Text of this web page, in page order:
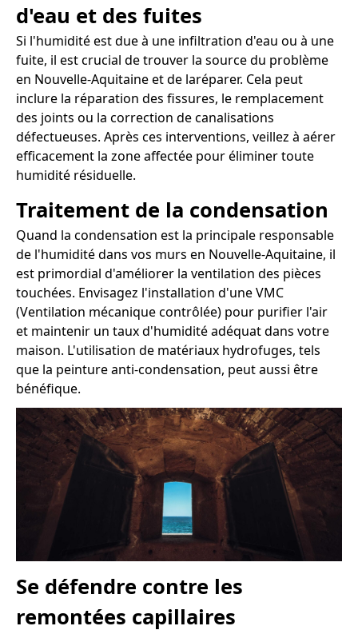
d'eau et des fuites
Si l'humidité est due à une infiltration d'eau ou à une
fuite, il est crucial de trouver la source du problème
en Nouvelle-Aquitaine et de laréparer. Cela peut
inclure la réparation des fissures, le remplacement
des joints ou la correction de canalisations
défectueuses. Après ces interventions, veillez à aérer
efficacement la zone affectée pour éliminer toute
humidité résiduelle.
Traitement de la condensation
Quand la condensation est la principale responsable
de l'humidité dans vos murs en Nouvelle-Aquitaine, il
est primordial d'améliorer la ventilation des pièces
touchées. Envisagez l'installation d'une VMC
(Ventilation mécanique contrôlée) pour purifier l'air
et maintenir un taux d'humidité adéquat dans votre
maison. L'utilisation de matériaux hydrofuges, tels
que la peinture anti-condensation, peut aussi être
bénéfique.
Se défendre contre les
remontées capillaires